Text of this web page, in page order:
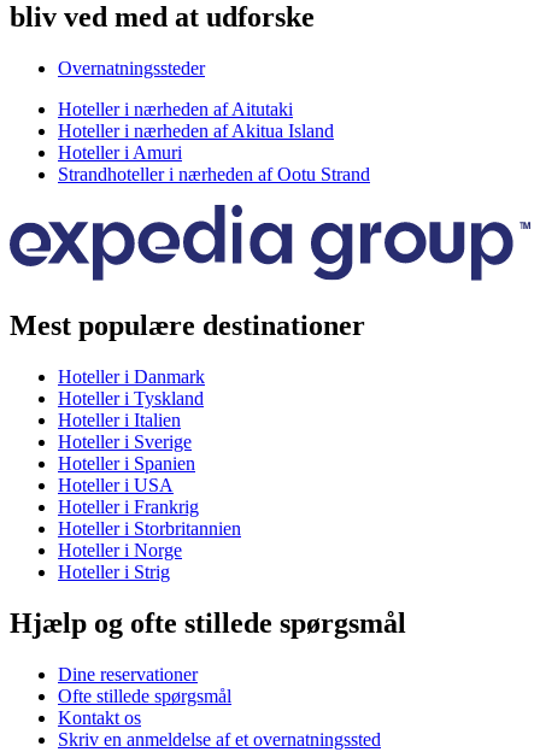
bliv ved med at udforske
Overnatningssteder
Hoteller i nærheden af Aitutaki
Hoteller i nærheden af Akitua Island
Hoteller i Amuri
Strandhoteller i nærheden af Ootu Strand
Mest populære destinationer
Hoteller i Danmark
Hoteller i Tyskland
Hoteller i Italien
Hoteller i Sverige
Hoteller i Spanien
Hoteller i USA
Hoteller i Frankrig
Hoteller i Storbritannien
Hoteller i Norge
Hoteller i Strig
Hjælp og ofte stillede spørgsmål
Dine reservationer
Ofte stillede spørgsmål
Kontakt os
Skriv en anmeldelse af et overnatningssted